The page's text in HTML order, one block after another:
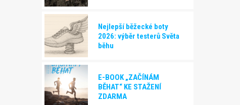
Nejlepší běžecké boty
2026: výběr testerů Světa
běhu
E-BOOK „ZAČÍNÁM
BĚHAT“ KE STAŽENÍ
ZDARMA